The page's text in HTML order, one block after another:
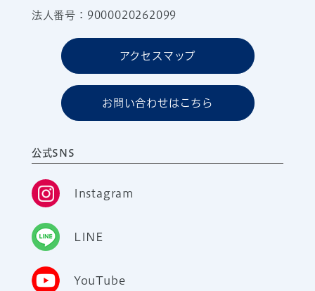
法人番号：9000020262099
アクセスマップ
お問い合わせはこちら
公式SNS
Instagram
LINE
YouTube